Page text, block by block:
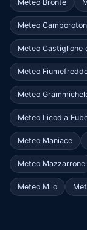
Meteo Bronte
Meteo
Meteo Castiglione
Meteo
Meteo
Meteo Licodia
Meteo Maniace
Meteo Mazzarrone
Meteo Milo